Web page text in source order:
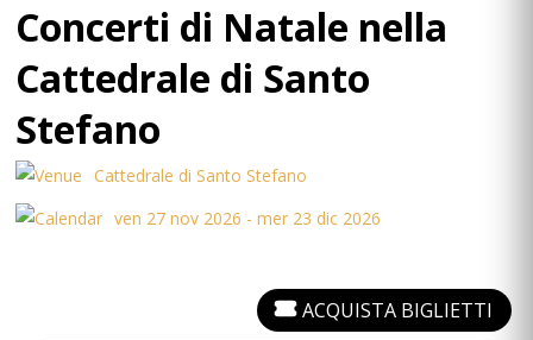
Concerti di Natale nella
Cattedrale di Santo
Stefano
Cattedrale di Santo Stefano
ven 27 nov 2026 - mer 23 dic 2026
ACQUISTA BIGLIETTI